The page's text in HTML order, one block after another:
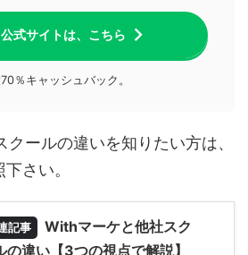
式サイトは、こちら
％キャッシュバック。
ールの違いを知りたい方は、
さい。
記事
Withマーケと他社スク
の違い【3つの視点で解説】